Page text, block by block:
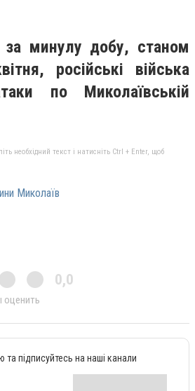
минулу добу, станом
російські війська
по Миколаївській
необхідний текст і натисніть Ctrl + Enter, щоб
Миколаїв
0,0
оценить
та підписуйтесь на наші канали